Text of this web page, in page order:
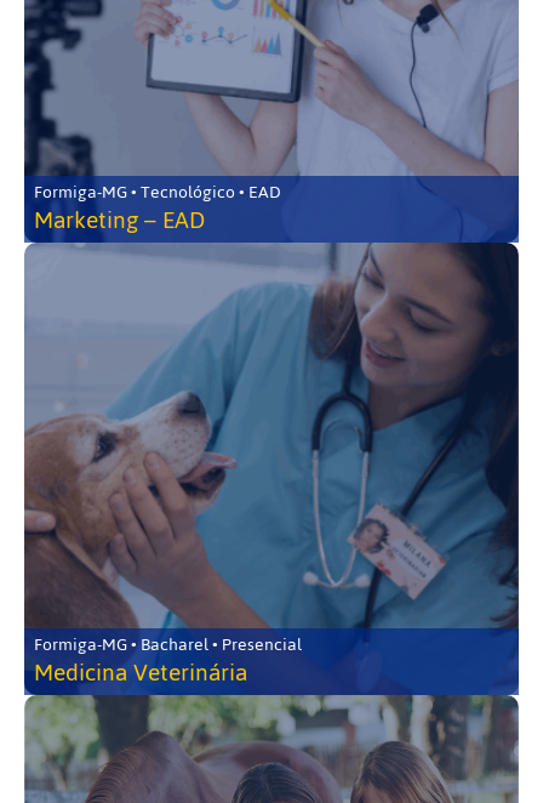
Formiga-MG • Tecnológico • EAD
Marketing – EAD
Formiga-MG • Bacharel • Presencial
Medicina Veterinária